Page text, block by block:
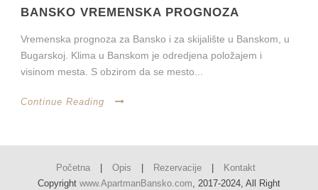
BANSKO VREMENSKA PROGNOZA
Vremenska prognoza za Bansko i za skijalište u Banskom, u
Bugarskoj. Klima u Banskom je odredjena položajem i
visinom mesta. S obzirom da se mesto...
Continue Reading
Početna Opis Rezervacije
Kontakt
Copyright www.ApartmanBansko.com , 2017-2024, All Right